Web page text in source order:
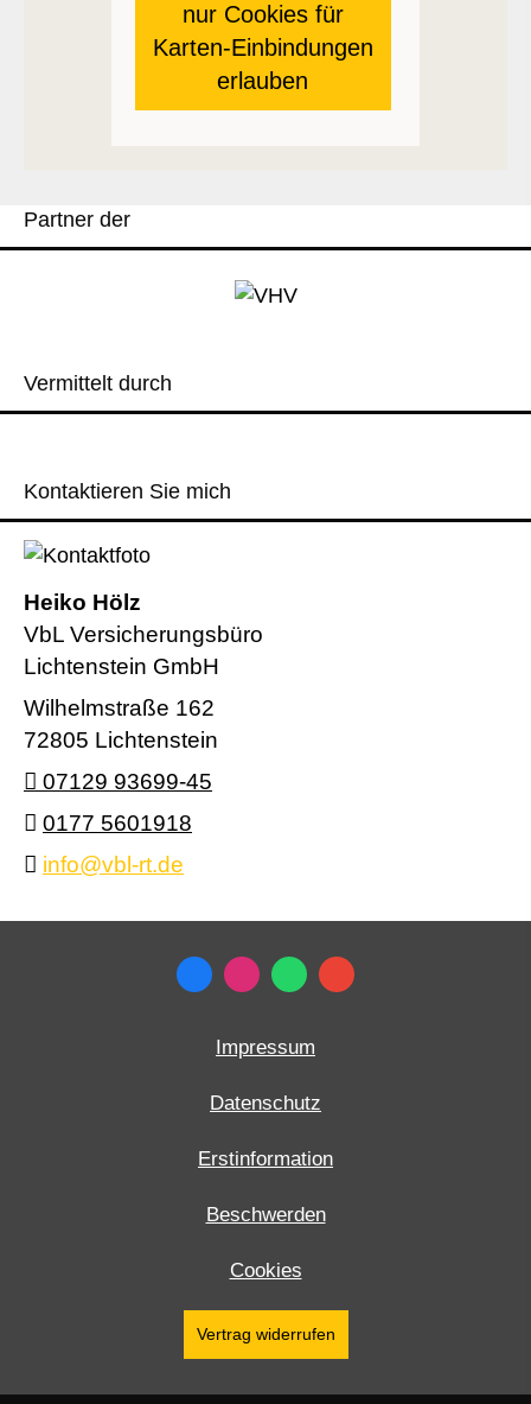
nur Cookies für
Karten-Einbindungen
erlauben
Partner der
Vermittelt durch
Kontaktieren Sie mich
Heiko Hölz
VbL Versicherungsbüro
Lichtenstein GmbH
Wilhelmstraße 162
72805 Lichtenstein
07129 93699-45
0177 5601918
info@vbl-rt.de
Impressum
Datenschutz
Erstinformation
Beschwerden
Cookies
Vertrag widerrufen